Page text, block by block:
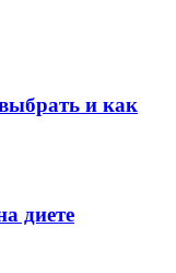
и как
диете